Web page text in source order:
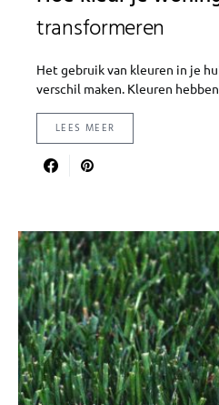
transformeren
Het gebruik van kleuren in je
verschil maken. Kleuren
LEES MEER